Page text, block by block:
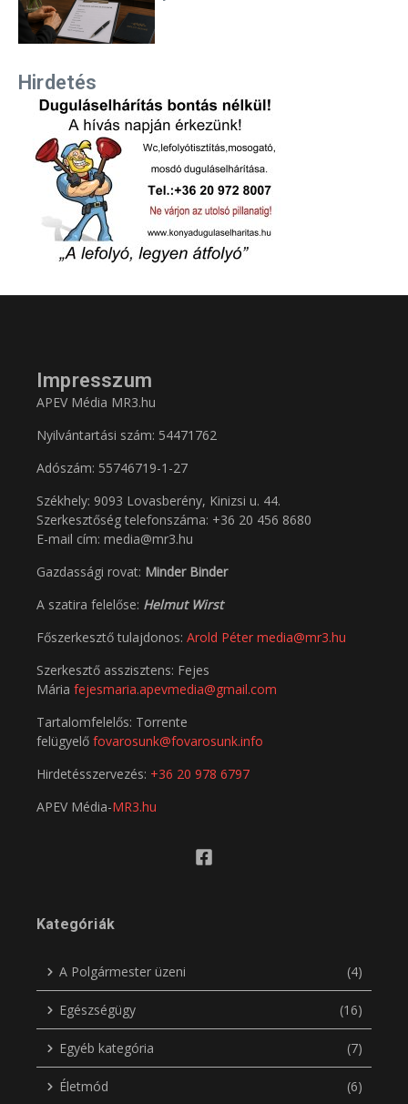
Hirdetés
Impresszum
APEV Média MR3.hu
Nyilvántartási szám: 54471762
Adószám: 55746719-1-27
Székhely: 9093 Lovasberény, Kinizsi u. 44.
Szerkesztőség telefonszáma: +36 20 456 8680
E-mail cím: media@mr3.hu
Gazdassági rovat: Minder Binder
A szatira felelőse: Helmut Wirst
Főszerkesztő tulajdonos: Arold Péter media@mr3.hu
Szerkesztő asszisztens: Fejes
Mária fejesmaria.apevmedia@gmail.com
Tartalomfelelős: Torrente
felügyelő fovarosunk@fovarosunk.info
Hirdetésszervezés: +36 20 978 6797
APEV Média-MR3.hu
Kategóriák
A Polgármester üzeni (4)
Egészségügy (16)
Egyéb kategória (7)
Életmód (6)